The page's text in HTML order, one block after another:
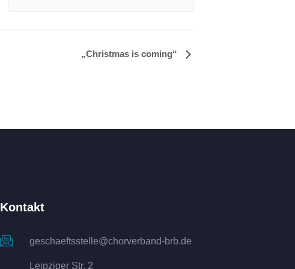
„Christmas is coming“
Kontakt
geschaeftsstelle@chorverband-brb.de
Leipziger Str. 2